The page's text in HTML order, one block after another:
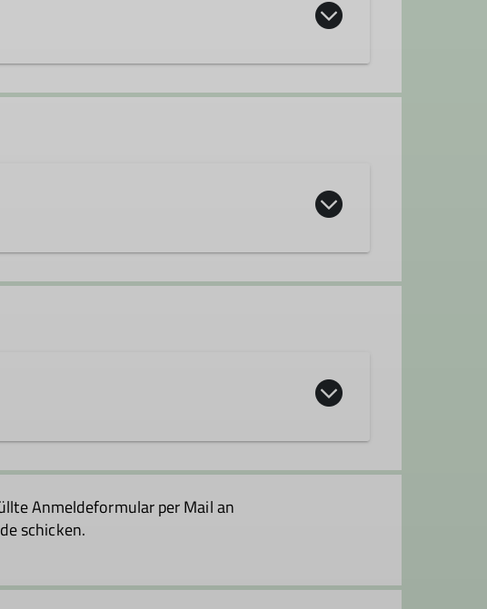
Gruppe
natürlich nicht fehlen.
hier wird gemeinsam entschieden, welche
Anmeldeformular per Mail an
schicken.